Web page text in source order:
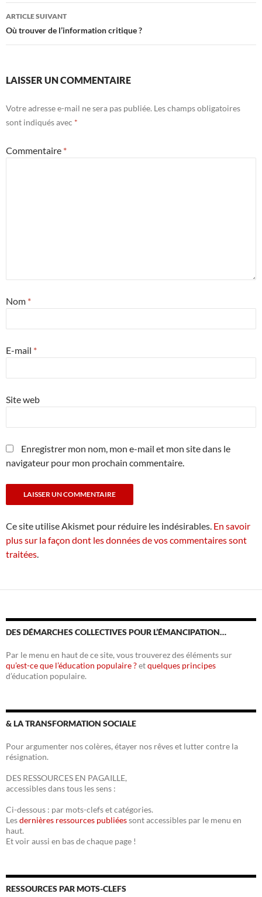
articles
ARTICLE SUIVANT
Où trouver de l’information critique ?
LAISSER UN COMMENTAIRE
Votre adresse e-mail ne sera pas publiée. Les champs obligatoires
sont indiqués avec *
Commentaire *
Nom *
E-mail *
Site web
Enregistrer mon nom, mon e-mail et mon site dans le
navigateur pour mon prochain commentaire.
Ce site utilise Akismet pour réduire les indésirables. En savoir
plus sur la façon dont les données de vos commentaires sont
traitées
DES DÉMARCHES COLLECTIVES POUR L’ÉMANCIPATION…
Par le menu en haut de ce site, vous trouverez des éléments sur
qu’est-ce que l’éducation populaire ?etquelques principes
d’éducation populaire.
& LA TRANSFORMATION SOCIALE
Pour argumenter nos colères, étayer nos rêves et lutter contre la
résignation.
DES RESSOURCES EN PAGAILLE,
accessibles dans tous les sens :
Ci-dessous : par mots-clefs et catégories.
Lesdernières ressources publiéessont accessibles par le menu en
haut.
Et voir aussi en bas de chaque page !
RESSOURCES PAR MOTS-CLEFS